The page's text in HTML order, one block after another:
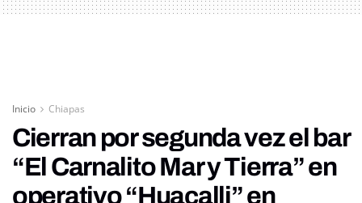
Inicio Chiapas
Cierran por segunda vez el bar
“El Carnalito Mar y Tierra” en
operativo “Huacalli” en